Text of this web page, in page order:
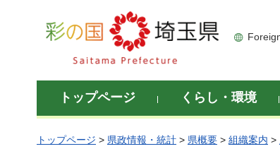
彩の国 埼玉県
トップページ くらし・環境
トップページ > 県政情報・統計 > 県概要 > 組織案内 >